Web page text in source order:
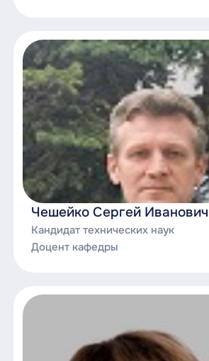
Информационная
регулирование цифровой
Чешейко Сергей Иванович
Кандидат технических наук
Доцент кафедры